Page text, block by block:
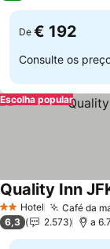
De € 192
Consulte os
Escolha popular
2 Estrelas
Hotel Café da
Quality Inn
6,3 2.573 a